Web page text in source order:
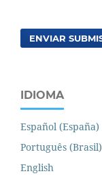
ENVIAR
IDIOMA
Español (España)
Português (Brasil)
English